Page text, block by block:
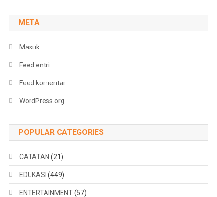
META
Masuk
Feed entri
Feed komentar
WordPress.org
POPULAR CATEGORIES
CATATAN (21)
EDUKASI (449)
ENTERTAINMENT(57)